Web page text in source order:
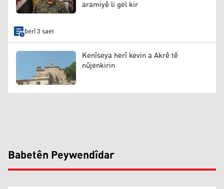
aramiyê li gel kir
berî 3 saet
Kenîseya herî kevin a Akrê tê
nûjenkirin
Babetên Peywendîdar